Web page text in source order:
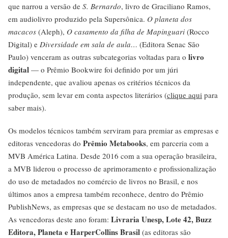
que narrou a versão de S. Bernardo, livro de Graciliano Ramos,
em audiolivro produzido pela Supersônica. O planeta dos
macacos (Aleph), O casamento da filha de Mapinguari (Rocco
Digital) e Diversidade em sala de aula… (Editora Senac São
Paulo) venceram as outras subcategorias voltadas para o livro
digital — o Prêmio Bookwire foi definido por um júri
independente, que avaliou apenas os critérios técnicos da
produção, sem levar em conta aspectos literários (clique aqui para
saber mais).
Os modelos técnicos também serviram para premiar as empresas e
editoras vencedoras do Prêmio Metabooks, em parceria com a
MVB América Latina. Desde 2016 com a sua operação brasileira,
a MVB liderou o processo de aprimoramento e profissionalização
do uso de metadados no comércio de livros no Brasil, e nos
últimos anos a empresa também reconhece, dentro do Prêmio
PublishNews, as empresas que se destacam no uso de metadados.
As vencedoras deste ano foram: Livraria Unesp, Lote 42, Buzz
Editora, Planeta e HarperCollins Brasil (as editoras são